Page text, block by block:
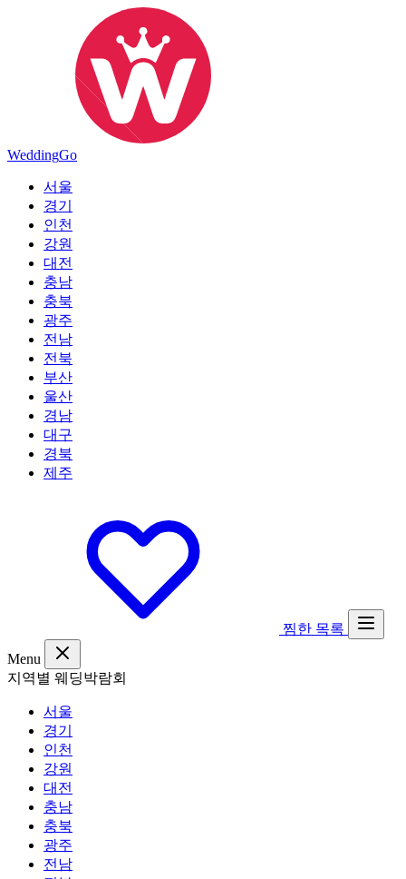
WeddingGo
서울
경기
인천
강원
대전
충남
충북
광주
전남
전북
부산
울산
경남
대구
경북
제주
찜한 목록
Menu
지역별 웨딩박람회
서울
경기
인천
강원
대전
충남
충북
광주
전남